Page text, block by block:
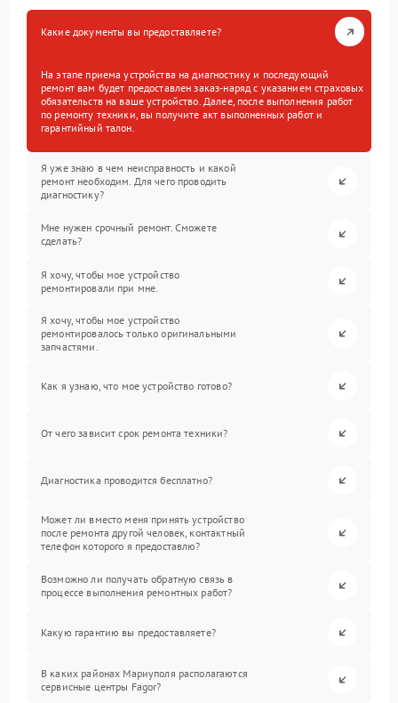
Какие документы вы предоставляете?
На этапе приема устройства на диагностику и последующий
ремонт вам будет предоставлен заказ-наряд с указанием страховых
обязательств на ваше устройство. Далее, после выполнения работ
по ремонту техники, вы получите акт выполненных работ и
гарантийный талон.
Я уже знаю в чем неисправность и какой
ремонт необходим. Для чего проводить
диагностику?
Мне нужен срочный ремонт. Сможете
сделать?
Я хочу, чтобы мое устройство
ремонтировали при мне.
Я хочу, чтобы мое устройство
ремонтировалось только оригинальными
запчастями.
Как я узнаю, что мое устройство готово?
От чего зависит срок ремонта техники?
Диагностика проводится бесплатно?
Может ли вместо меня принять устройство
после ремонта другой человек, контактный
телефон которого я предоставлю?
Возможно ли получать обратную связь в
процессе выполнения ремонтных работ?
Какую гарантию вы предоставляете?
В каких районах Мариуполя располагаются
сервисные центры Fagor?